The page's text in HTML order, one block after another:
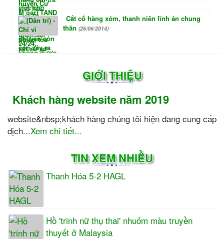
Cắt cổ hàng xóm, thanh niên lĩnh án chung
thân (26/06/2014)
GIỚI THIỆU
Khách hàng website năm 2019
website&nbsp;khách hàng chúng tôi hiện đang cung cấp
dịch...Xem chi tiết...
TIN XEM NHIỀU
Thanh Hóa 5-2 HAGL
Hồ 'trinh nữ thụ thai' nhuốm màu truyền
thuyết ở Malaysia